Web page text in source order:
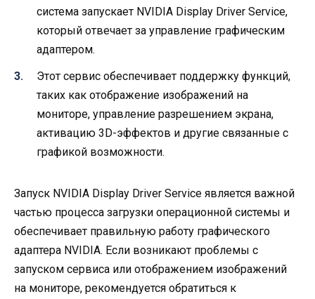
система запускает NVIDIA Display Driver Service,
который отвечает за управление графическим
адаптером.
Этот сервис обеспечивает поддержку функций,
таких как отображение изображений на
мониторе, управление разрешением экрана,
активацию 3D-эффектов и другие связанные с
графикой возможности.
Запуск NVIDIA Display Driver Service является важной
частью процесса загрузки операционной системы и
обеспечивает правильную работу графического
адаптера NVIDIA. Если возникают проблемы с
запуском сервиса или отображением изображений
на мониторе, рекомендуется обратиться к